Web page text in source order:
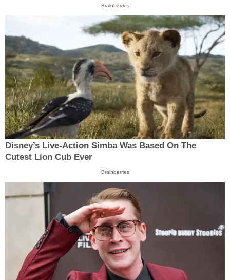
Brainberries
Disney’s Live-Action Simba Was Based On The
Cutest Lion Cub Ever
Brainberries